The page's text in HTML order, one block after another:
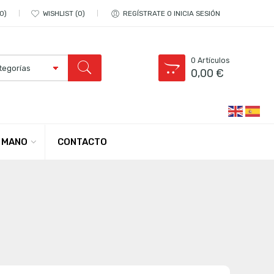
0 WISHLIST 0 REGÍSTRATE O INICIA SESIÓN
0 Artículos
0,00€
CONTACTO